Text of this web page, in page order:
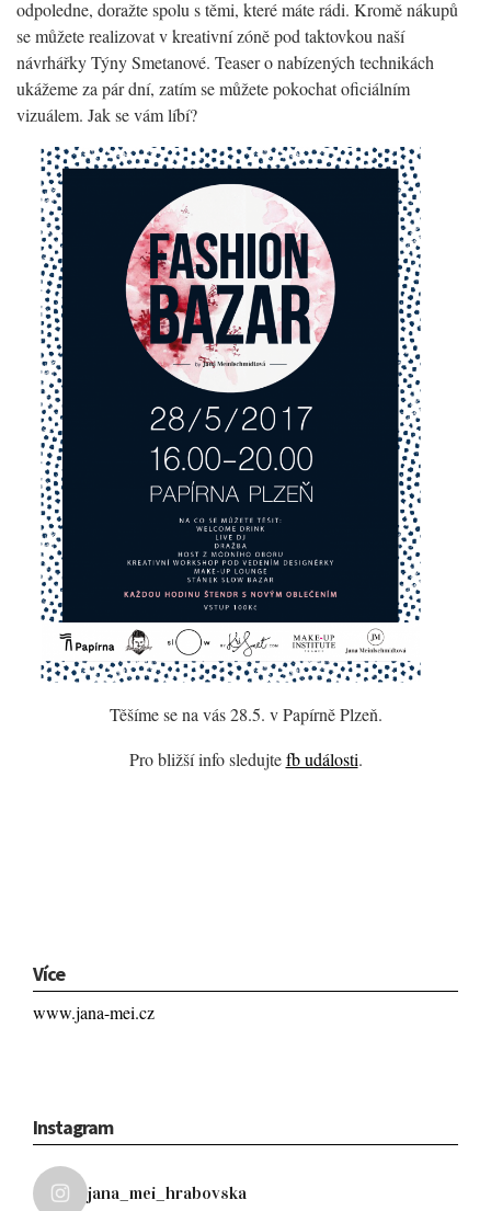
odpoledne, doražte spolu s těmi, které máte rádi. Kromě nákupů
se můžete realizovat v kreativní zóně pod taktovkou naší
návrhářky Týny Smetanové. Teaser o nabízených technikách
ukážeme za pár dní, zatím se můžete pokochat oficiálním
vizuálem. Jak se vám líbí?
Těšíme se na vás 28.5. v Papírně Plzeň.
Pro bližší info sledujtefb události.
Více
www.jana-mei.cz
Instagram
jana_mei_hrabovska